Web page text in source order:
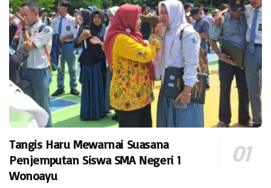
Tangis Haru Mewarnai Suasana
Penjemputan Siswa SMA Negeri 1
Wonoayu